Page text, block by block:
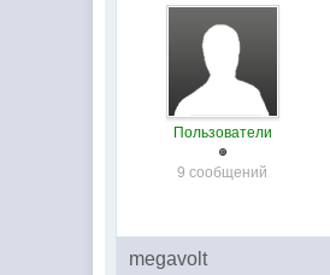
Пользователи
9 сообщений
megavolt